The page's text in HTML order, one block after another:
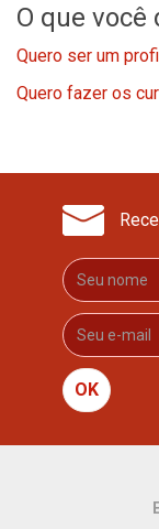
O que você
Quero ser um
Quero fazer os
OK